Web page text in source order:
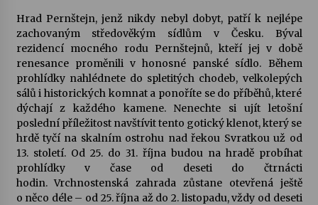
Hrad Pernštejn, jenž nikdy nebyl dobyt, patří k nejlépe
zachovaným středověkým sídlům v Česku. Býval
rezidencí mocného rodu Pernštejnů, kteří jej v době
renesance proměnili v honosné panské sídlo. Během
prohlídky nahlédnete do spletitých chodeb, velkolepých
sálů i historických komnat a ponoříte se do příběhů, které
dýchají z každého kamene. Nenechte si ujít letošní
poslední příležitost navštívit tento gotický klenot, který se
hrdě tyčí na skalním ostrohu nad řekou Svratkou už od
13. století. Od 25. do 31. října budou na hradě probíhat
prohlídky v čase od deseti do čtrnácti
hodin.Vrchnostenská zahrada zůstane otevřená ještě
o něco déle – od 25. října až do 2. listopadu, vždy od deseti